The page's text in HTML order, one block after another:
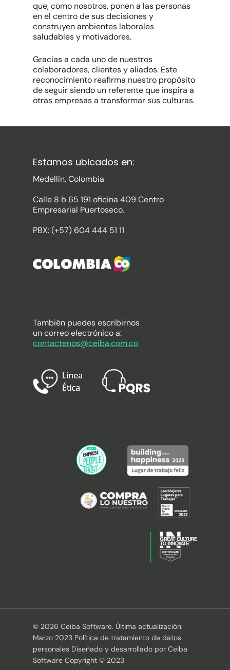
que, como nosotros, ponen a las personas
en el centro de sus decisiones y
construyen ambientes laborales
saludables y motivadores.
Gracias a cada uno de nuestros
colaboradores, clientes y aliados. Este
reconocimiento reafirma nuestro propósito
de seguir siendo un referente que inspira a
otras empresas a transformar sus culturas.
Estamos ubicados en:
Medellín, Colombia
Calle 8 b 65 191 oficina 409 Centro
Empresarial Puertoseco.
PBX: (+57) 604 444 51 11
También puedes escribirnos
un correo electrónico a:
contactenos@ceiba.com.co
© 2026 Ceiba Software. Última actualización:
Marzo 2023 Política de tratamiento de datos
personales Diseñado y desarrollado por Ceiba
Software Copyright © 2023